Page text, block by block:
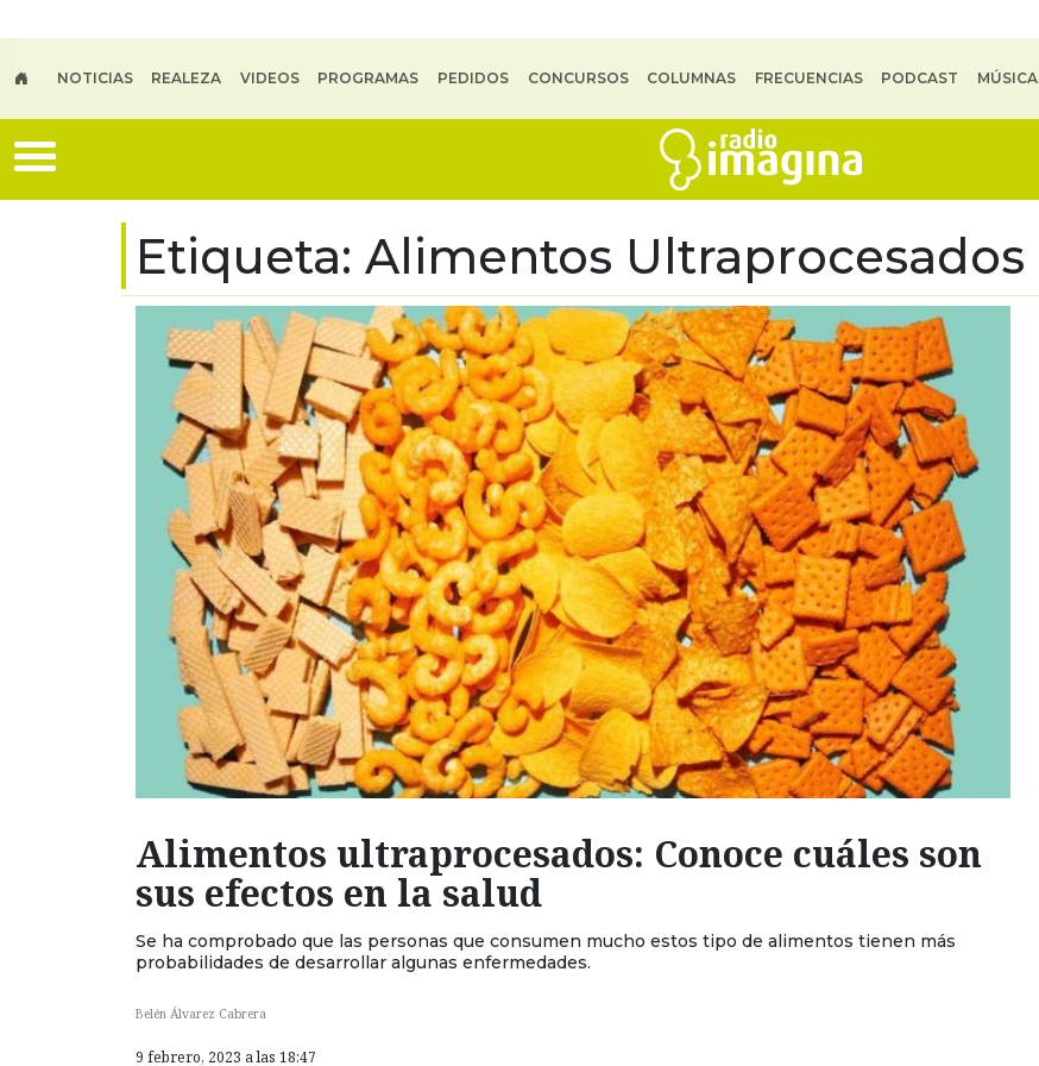
NOTICIAS REALEZA VIDEOS PROGRAMAS PEDIDOS CONCURSOS COLUMNAS FRECUENCIAS PODCAST MÚSICA
Etiqueta: Alimentos Ultraprocesados
Alimentos ultraprocesados: Conoce cuáles son
sus efectos en la salud
Se ha comprobado que las personas que consumen mucho estos tipo de alimentos tienen más
probabilidades de desarrollar algunas enfermedades.
Belén Álvarez Cabrera
9 febrero, 2023 a las 18:47